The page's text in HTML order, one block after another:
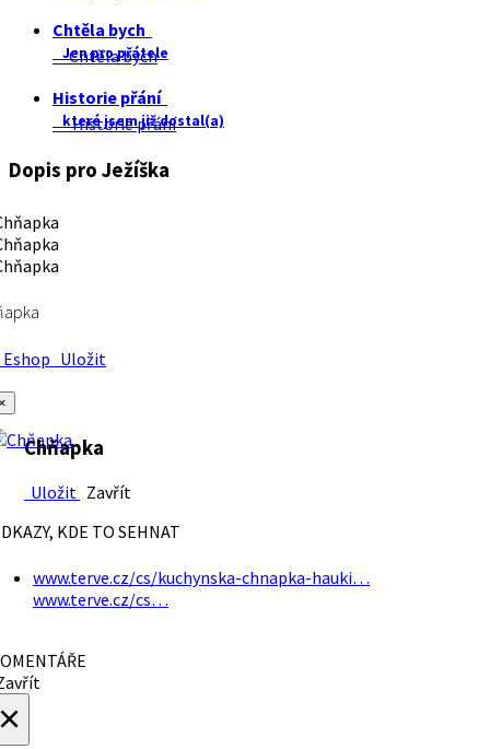
Chtěla bych
Jen pro přátele
Chtěla bych
Historie přání
které jsem již dostal(a)
Historie přání
Dopis pro Ježíška
Uložit
Chňapka
Uložit Zavřít
KDE TO SEHNAT
www.terve.cz/cs/kuchynska-chnapka-hauki…
www.terve.cz/cs…